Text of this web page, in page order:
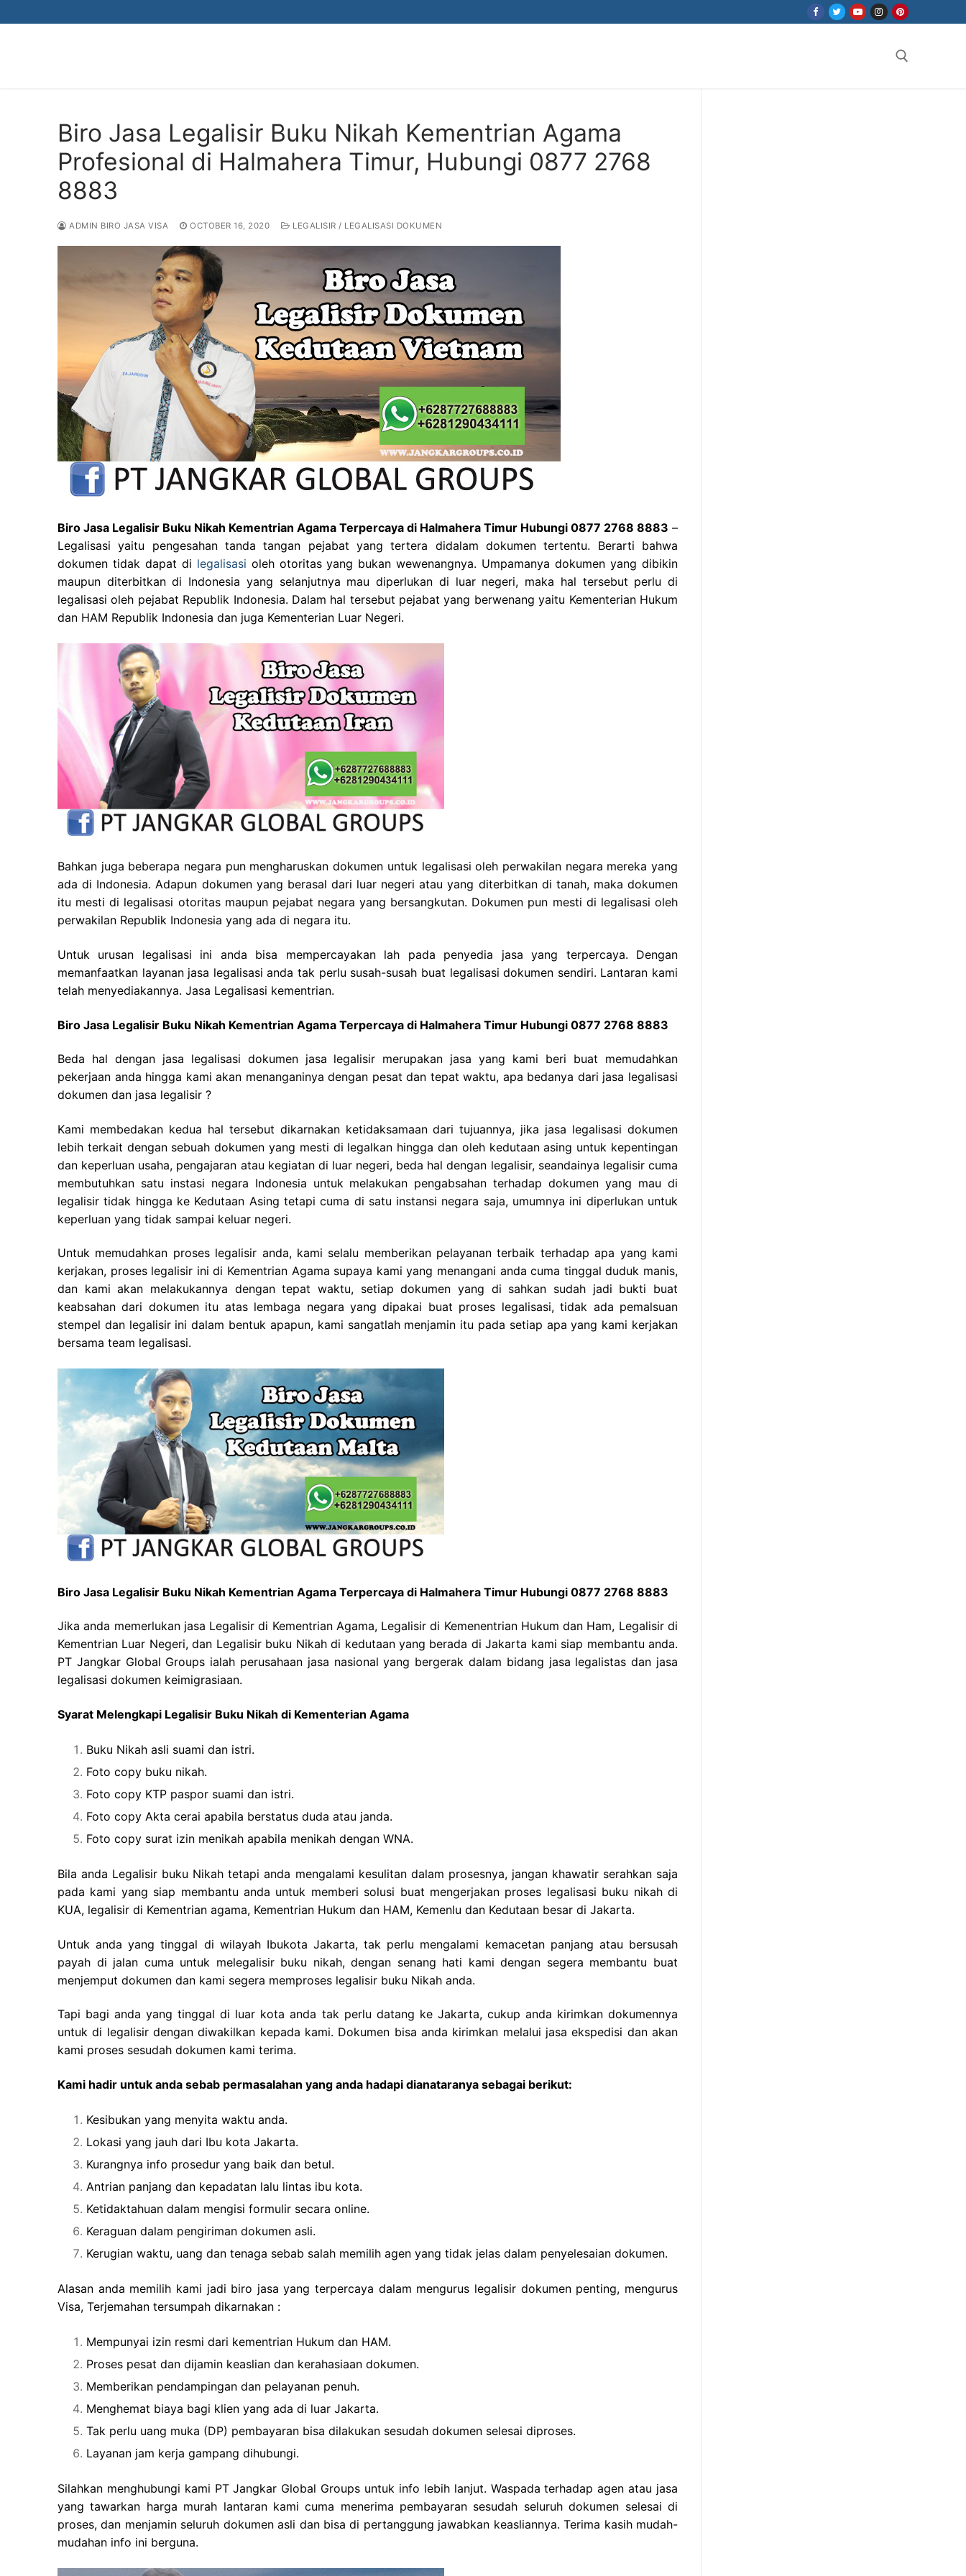
to
Biro Jasa Legalisir Buku Nikah Kementrian Agama
Profesional di Halmahera Timur, Hubungi 0877 2768
8883
ADMIN BIRO JASA VISA OCTOBER 16, 2020 LEGALISIR / LEGALISASI DOKUMEN
Biro Jasa Legalisir Buku Nikah Kementrian Agama Terpercaya di Halmahera Timur Hubungi 0877 2768 8883 –
Legalisasi yaitu pengesahan tanda tangan pejabat yang tertera didalam dokumen tertentu. Berarti bahwa
dokumen tidak dapat di legalisasi oleh otoritas yang bukan wewenangnya. Umpamanya dokumen yang dibikin
maupun diterbitkan di Indonesia yang selanjutnya mau diperlukan di luar negeri, maka hal tersebut perlu di
legalisasi oleh pejabat Republik Indonesia. Dalam hal tersebut pejabat yang berwenang yaitu Kementerian Hukum
dan HAM Republik Indonesia dan juga Kementerian Luar Negeri.
Bahkan juga beberapa negara pun mengharuskan dokumen untuk legalisasi oleh perwakilan negara mereka yang
ada di Indonesia. Adapun dokumen yang berasal dari luar negeri atau yang diterbitkan di tanah, maka dokumen
itu mesti di legalisasi otoritas maupun pejabat negara yang bersangkutan. Dokumen pun mesti di legalisasi oleh
perwakilan Republik Indonesia yang ada di negara itu.
Untuk urusan legalisasi ini anda bisa mempercayakan lah pada penyedia jasa yang terpercaya. Dengan
memanfaatkan layanan jasa legalisasi anda tak perlu susah-susah buat legalisasi dokumen sendiri. Lantaran kami
telah menyediakannya. Jasa Legalisasi kementrian.
Biro Jasa Legalisir Buku Nikah Kementrian Agama Terpercaya di Halmahera Timur Hubungi 0877 2768 8883
Beda hal dengan jasa legalisasi dokumen jasa legalisir merupakan jasa yang kami beri buat memudahkan
pekerjaan anda hingga kami akan menanganinya dengan pesat dan tepat waktu, apa bedanya dari jasa legalisasi
dokumen dan jasa legalisir ?
Kami membedakan kedua hal tersebut dikarnakan ketidaksamaan dari tujuannya, jika jasa legalisasi dokumen
lebih terkait dengan sebuah dokumen yang mesti di legalkan hingga dan oleh kedutaan asing untuk kepentingan
dan keperluan usaha, pengajaran atau kegiatan di luar negeri, beda hal dengan legalisir, seandainya legalisir cuma
membutuhkan satu instasi negara Indonesia untuk melakukan pengabsahan terhadap dokumen yang mau di
legalisir tidak hingga ke Kedutaan Asing tetapi cuma di satu instansi negara saja, umumnya ini diperlukan untuk
keperluan yang tidak sampai keluar negeri.
Untuk memudahkan proses legalisir anda, kami selalu memberikan pelayanan terbaik terhadap apa yang kami
kerjakan, proses legalisir ini di Kementrian Agama supaya kami yang menangani anda cuma tinggal duduk manis,
dan kami akan melakukannya dengan tepat waktu, setiap dokumen yang di sahkan sudah jadi bukti buat
keabsahan dari dokumen itu atas lembaga negara yang dipakai buat proses legalisasi, tidak ada pemalsuan
stempel dan legalisir ini dalam bentuk apapun, kami sangatlah menjamin itu pada setiap apa yang kami kerjakan
bersama team legalisasi.
Biro Jasa Legalisir Buku Nikah Kementrian Agama Terpercaya di Halmahera Timur Hubungi 0877 2768 8883
Jika anda memerlukan jasa Legalisir di Kementrian Agama, Legalisir di Kemenentrian Hukum dan Ham, Legalisir di
Kementrian Luar Negeri, dan Legalisir buku Nikah di kedutaan yang berada di Jakarta kami siap membantu anda.
PT Jangkar Global Groups ialah perusahaan jasa nasional yang bergerak dalam bidang jasa legalistas dan jasa
legalisasi dokumen keimigrasiaan.
Syarat Melengkapi Legalisir Buku Nikah di Kementerian Agama
Buku Nikah asli suami dan istri.
Foto copy buku nikah.
Foto copy KTP paspor suami dan istri.
Foto copy Akta cerai apabila berstatus duda atau janda.
Foto copy surat izin menikah apabila menikah dengan WNA.
Bila anda Legalisir buku Nikah tetapi anda mengalami kesulitan dalam prosesnya, jangan khawatir serahkan saja
pada kami yang siap membantu anda untuk memberi solusi buat mengerjakan proses legalisasi buku nikah di
KUA, legalisir di Kementrian agama, Kementrian Hukum dan HAM, Kemenlu dan Kedutaan besar di Jakarta.
Untuk anda yang tinggal di wilayah Ibukota Jakarta, tak perlu mengalami kemacetan panjang atau bersusah
payah di jalan cuma untuk melegalisir buku nikah, dengan senang hati kami dengan segera membantu buat
menjemput dokumen dan kami segera memproses legalisir buku Nikah anda.
Tapi bagi anda yang tinggal di luar kota anda tak perlu datang ke Jakarta, cukup anda kirimkan dokumennya
untuk di legalisir dengan diwakilkan kepada kami. Dokumen bisa anda kirimkan melalui jasa ekspedisi dan akan
kami proses sesudah dokumen kami terima.
Kami hadir untuk anda sebab permasalahan yang anda hadapi dianataranya sebagai berikut:
Kesibukan yang menyita waktu anda.
Lokasi yang jauh dari Ibu kota Jakarta.
Kurangnya info prosedur yang baik dan betul.
Antrian panjang dan kepadatan lalu lintas ibu kota.
Ketidaktahuan dalam mengisi formulir secara online.
Keraguan dalam pengiriman dokumen asli.
Kerugian waktu, uang dan tenaga sebab salah memilih agen yang tidak jelas dalam penyelesaian dokumen.
Alasan anda memilih kami jadi biro jasa yang terpercaya dalam mengurus legalisir dokumen penting, mengurus
Visa, Terjemahan tersumpah dikarnakan :
Mempunyai izin resmi dari kementrian Hukum dan HAM.
Proses pesat dan dijamin keaslian dan kerahasiaan dokumen.
Memberikan pendampingan dan pelayanan penuh.
Menghemat biaya bagi klien yang ada di luar Jakarta.
Tak perlu uang muka (DP) pembayaran bisa dilakukan sesudah dokumen selesai diproses.
Layanan jam kerja gampang dihubungi.
Silahkan menghubungi kami PT Jangkar Global Groups untuk info lebih lanjut. Waspada terhadap agen atau jasa
yang tawarkan harga murah lantaran kami cuma menerima pembayaran sesudah seluruh dokumen selesai di
proses, dan menjamin seluruh dokumen asli dan bisa di pertanggung jawabkan keasliannya. Terima kasih mudah-
mudahan info ini berguna.